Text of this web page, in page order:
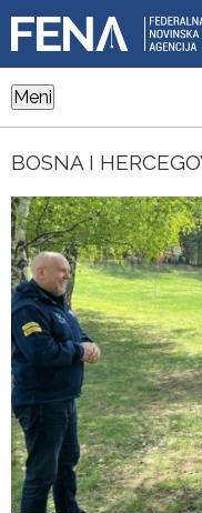
Meni
BOSNA I